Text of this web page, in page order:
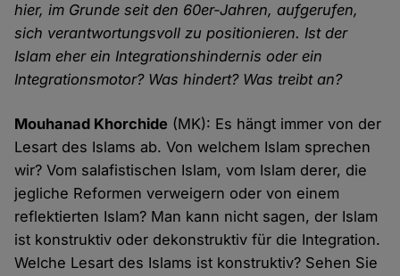
hier, im Grunde seit den 60er-Jahren, aufgerufen,
sich verantwortungsvoll zu positionieren. Ist der
Islam eher ein Integrationshindernis oder ein
Integrationsmotor? Was hindert? Was treibt an?
Mouhanad Khorchide (MK): Es hängt immer von der
Lesart des Islams ab. Von welchem Islam sprechen
wir? Vom salafistischen Islam, vom Islam derer, die
jegliche Reformen verweigern oder von einem
reflektierten Islam? Man kann nicht sagen, der Islam
ist konstruktiv oder dekonstruktiv für die Integration.
Welche Lesart des Islams ist konstruktiv? Sehen Sie